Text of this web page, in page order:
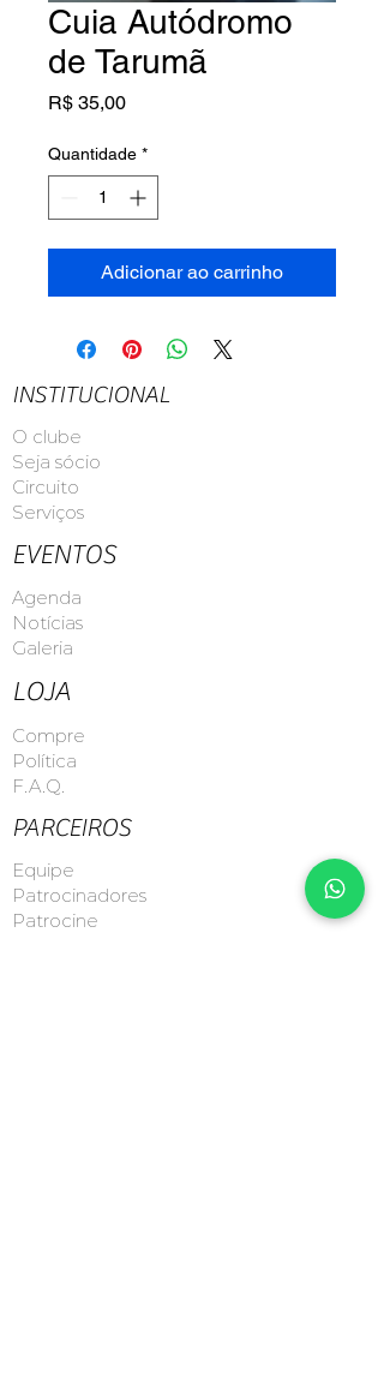
Cuia Autódromo
de Tarumã
R$ 35,00Preço
Quantidade *
Adicionar ao carrinho
INSTITUCIONAL
O clube
Seja sócio
Circuito
Serviços
EVENTOS
Agenda
Notícias
Galeria
LOJA
Compre
Política
F.A.Q.
PARCEIROS
Equipe
Patrocinadores
Patrocine